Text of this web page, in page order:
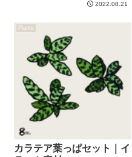
2022.08.21
Plants
カラテア葉っぱセット｜イ